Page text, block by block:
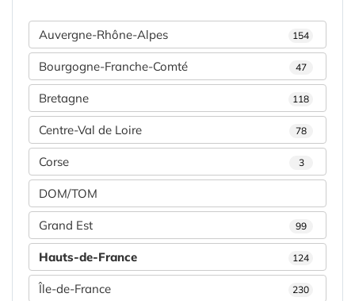
Auvergne-Rhône-Alpes 154
Bourgogne-Franche-Comté 47
Bretagne 118
Centre-Val de Loire 78
Corse 3
DOM/TOM
Grand Est 99
Hauts-de-France 124
Île-de-France 230